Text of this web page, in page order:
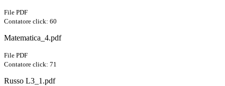
File PDF
Contatore click: 60
Matematica_4.pdf
File PDF
Contatore click: 71
Russo L3_1.pdf